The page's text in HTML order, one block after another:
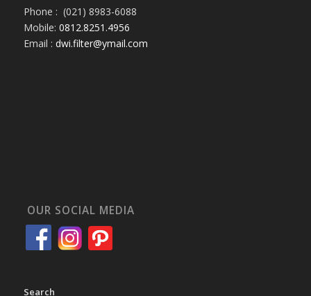
Phone : (021) 8983-6088
Mobile: 0812.8251.4956
Email : dwi.filter@ymail.com
OUR SOCIAL MEDIA
Search